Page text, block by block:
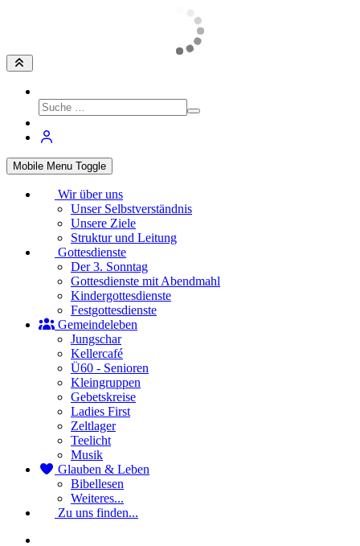
Mobile Menu Toggle
Wir über uns
Unser Selbstverständnis
Unsere Ziele
Struktur und Leitung
Gottesdienste
Der 3. Sonntag
Gottesdienste mit Abendmahl
Kindergottesdienste
Festgottesdienste
Gemeindeleben
Jungschar
Kellercafé
Ü60 - Senioren
Kleingruppen
Gebetskreise
Ladies First
Zeltlager
Teelicht
Musik
Glauben & Leben
Bibellesen
Weiteres...
Zu uns finden...